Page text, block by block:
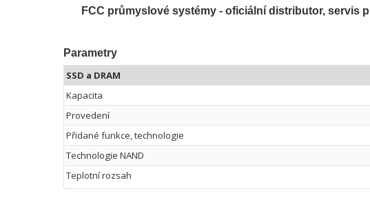
FCC průmyslové systémy - oficiální distributor, servis
Parametry
SSD a DRAM
Kapacita
Provedení
Přidané funkce, technologie
Technologie NAND
Teplotní rozsah